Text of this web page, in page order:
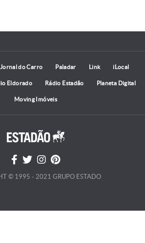
Jornal do Carro Paladar Link iLocal
Eldorado Rádio Estadão Planeta Digital
Moving Imóveis
© 1995 - 2021 GRUPO ESTADO